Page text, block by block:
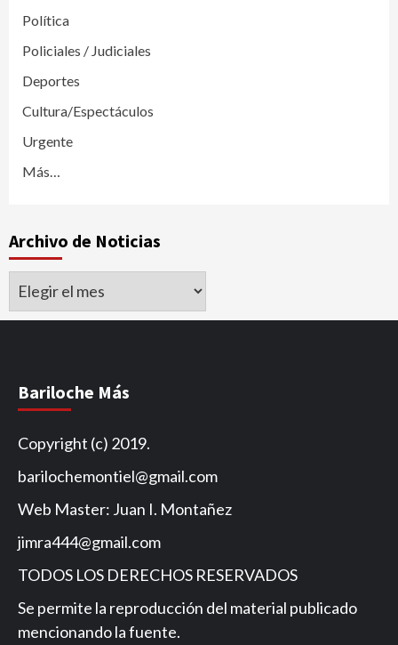
Política
Policiales / Judiciales
Deportes
Cultura/Espectáculos
Urgente
Más…
Archivo de Noticias
Archivo
Bariloche Más
Copyright (c) 2019.
barilochemontiel@gmail.com
Web Master: Juan I. Montañez
jimra444@gmail.com
TODOS LOS DERECHOS RESERVADOS
Se permite la reproducción del material publicado
mencionando la fuente.